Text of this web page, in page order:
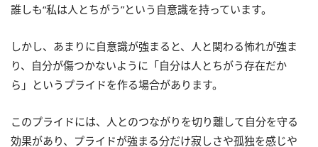
誰しも“私は人とちがう”という自意識を持っています。
しかし、あまりに自意識が強まると、人と関わる怖れが強ま
り、自分が傷つかないように「自分は人とちがう存在だか
ら」というプライドを作る場合があります。
このプライドには、人とのつながりを切り離して自分を守る
効果があり、プライドが強まる分だけ寂しさや孤独を感じや